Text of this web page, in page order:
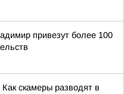
привезут более 100
Как скамеры разводят в